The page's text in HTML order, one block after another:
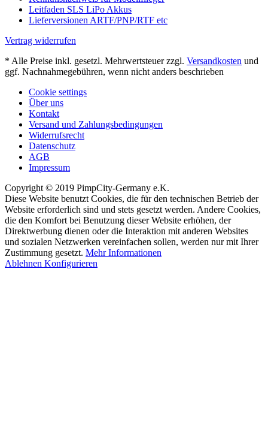
Leitfaden SLS LiPo Akkus
Lieferversionen ARTF/PNP/RTF etc
Vertrag widerrufen
* Alle Preise inkl. gesetzl. Mehrwertsteuer zzgl. Versandkosten und
ggf. Nachnahmegebühren, wenn nicht anders beschrieben
Cookie settings
Über uns
Kontakt
Versand und Zahlungsbedingungen
Widerrufsrecht
Datenschutz
AGB
Impressum
Copyright © 2019 PimpCity-Germany e.K.
Diese Website benutzt Cookies, die für den technischen Betrieb der
Website erforderlich sind und stets gesetzt werden. Andere Cookies,
die den Komfort bei Benutzung dieser Website erhöhen, der
Direktwerbung dienen oder die Interaktion mit anderen Websites
und sozialen Netzwerken vereinfachen sollen, werden nur mit Ihrer
Zustimmung gesetzt. Mehr Informationen
Ablehnen Konfigurieren